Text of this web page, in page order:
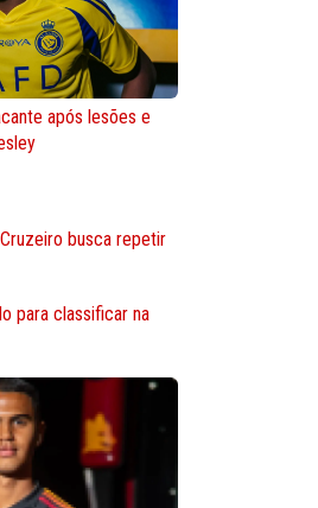
após lesões e
Cruzeiro busca repetir
para classificar na